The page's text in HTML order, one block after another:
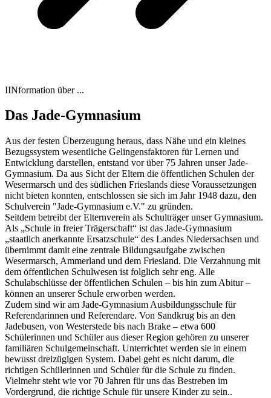
IINformation über ...
Das Jade-Gymnasium
Aus der festen Überzeugung heraus, dass Nähe und ein kleines
Bezugssystem wesentliche Gelingensfaktoren für Lernen und
Entwicklung darstellen, entstand vor über 75 Jahren unser Jade-
Gymnasium. Da aus Sicht der Eltern die öffentlichen Schulen der
Wesermarsch und des südlichen Frieslands diese Voraussetzungen
nicht bieten konnten, entschlossen sie sich im Jahr 1948 dazu, den
Schulverein "Jade-Gymnasium e.V." zu gründen.
Seitdem betreibt der Elternverein als Schulträger unser Gymnasium.
Als „Schule in freier Trägerschaft“ ist das Jade-Gymnasium
„staatlich anerkannte Ersatzschule“ des Landes Niedersachsen und
übernimmt damit eine zentrale Bildungsaufgabe zwischen
Wesermarsch, Ammerland und dem Friesland. Die Verzahnung mit
dem öffentlichen Schulwesen ist folglich sehr eng. Alle
Schulabschlüsse der öffentlichen Schulen – bis hin zum Abitur –
können an unserer Schule erworben werden.
Zudem sind wir am Jade-Gymnasium Ausbildungsschule für
Referendarinnen und Referendare. Von Sandkrug bis an den
Jadebusen, von Westerstede bis nach Brake – etwa 600
Schülerinnen und Schüler aus dieser Region gehören zu unserer
familiären Schulgemeinschaft. Unterrichtet werden sie in einem
bewusst dreizügigen System. Dabei geht es nicht darum, die
richtigen Schülerinnen und Schüler für die Schule zu finden.
Vielmehr steht wie vor 70 Jahren für uns das Bestreben im
Vordergrund, die richtige Schule für unsere Kinder zu sein..